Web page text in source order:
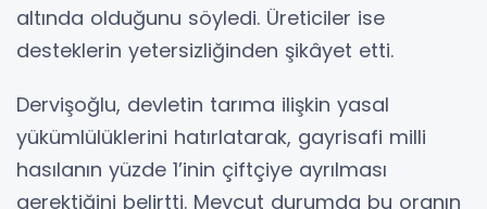
altında olduğunu söyledi. Üreticiler ise
desteklerin yetersizliğinden şikâyet etti.
Dervişoğlu, devletin tarıma ilişkin yasal
yükümlülüklerini hatırlatarak, gayrisafi milli
hasılanın yüzde 1’inin çiftçiye ayrılması
gerektiğini belirtti. Mevcut durumda bu oranın